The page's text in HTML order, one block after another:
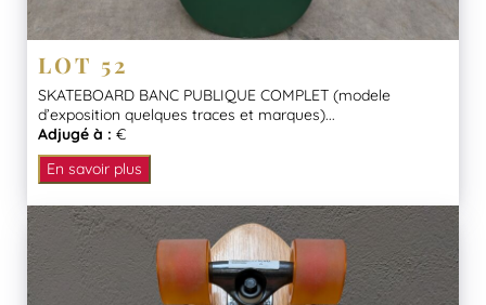
LOT 52
SKATEBOARD BANC PUBLIQUE COMPLET (modele
d’exposition quelques traces et marques)...
Adjugé à : €
En savoir plus